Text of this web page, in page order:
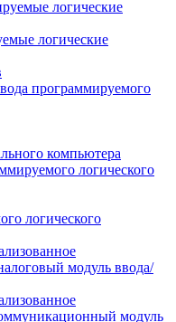
логические
программируемого
компьютера
логического
логического
модуль ввода/
модуль